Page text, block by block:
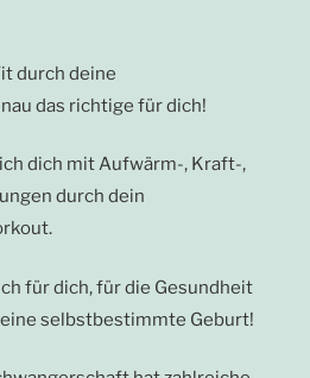
durch deine
das richtige für dich!
dich mit Aufwärm-, Kraft-,
durch dein
für dich, für die Gesundheit
selbstbestimmte Geburt!